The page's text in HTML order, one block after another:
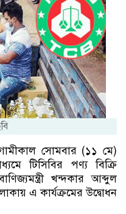
সোমবার (১১ মে)
টিসিবির পণ্য বিক্রি
খন্দকার আব্দুল
এ কার্যক্রমের উদ্বোধন